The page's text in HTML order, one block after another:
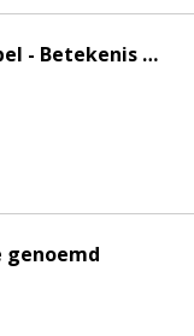
De NAMEN in de Bijbel - Betekenis en Concordantie - 3e druk
genoemd